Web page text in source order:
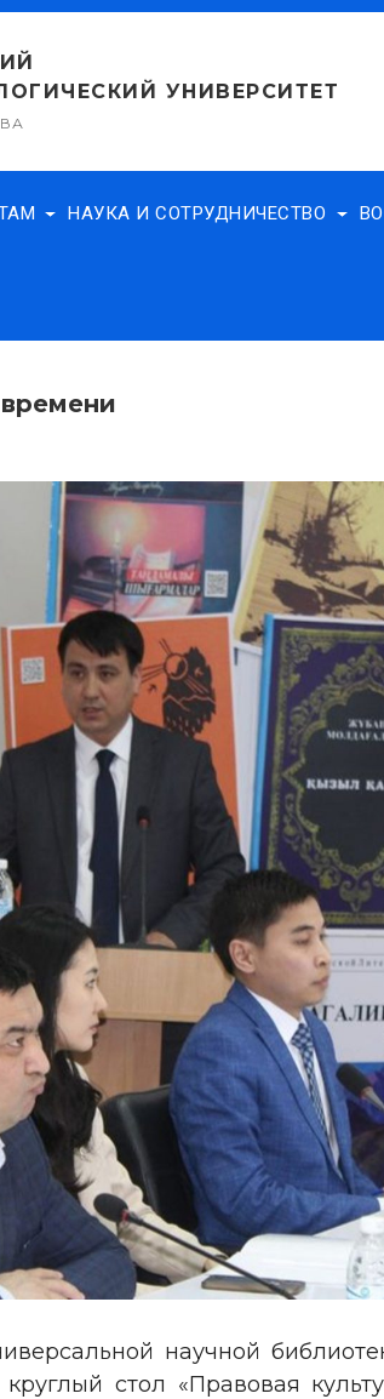
УНИВЕРСИТЕТ
НАУКА И СОТРУДНИЧЕСТВО
научной
стол «Правовая